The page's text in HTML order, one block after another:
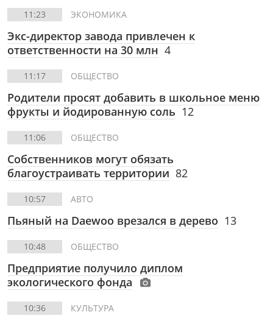
11:23 ЭКОНОМИКА
Экс-директор завода привлечен к
ответственности на 30 млн 4
11:17 ОБЩЕСТВО
Родители просят добавить в школьное меню
фрукты и йодированную соль 12
11:06 ОБЩЕСТВО
Собственников могут обязать
благоустраивать территории 82
10:57 АВТО
Пьяный на Daewoo врезался в дерево 13
10:48 ОБЩЕСТВО
Предприятие получило диплом
экологического фонда
10:36 КУЛЬТУРА